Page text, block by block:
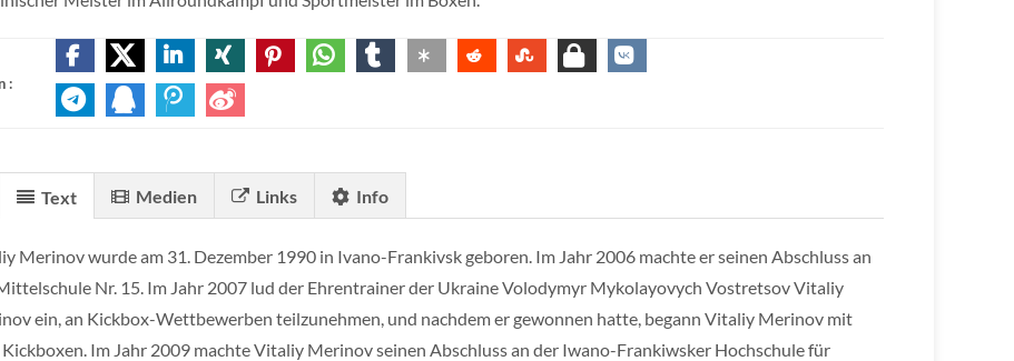
:
Text Medien Links Info
Merinov wurde am 31. Dezember 1990 in Ivano-Frankivsk geboren. Im Jahr 2006 machte er seinen Abschluss an
Nr. 15. Im Jahr 2007 lud der Ehrentrainer der Ukraine Volodymyr Mykolayovych Vostretsov Vitaliy
ein, an Kickbox-Wettbewerben teilzunehmen, und nachdem er gewonnen hatte, begann Vitaliy Merinov mit
Im Jahr 2009 machte Vitaliy Merinov seinen Abschluss an der Iwano-Frankiwsker Hochschule für